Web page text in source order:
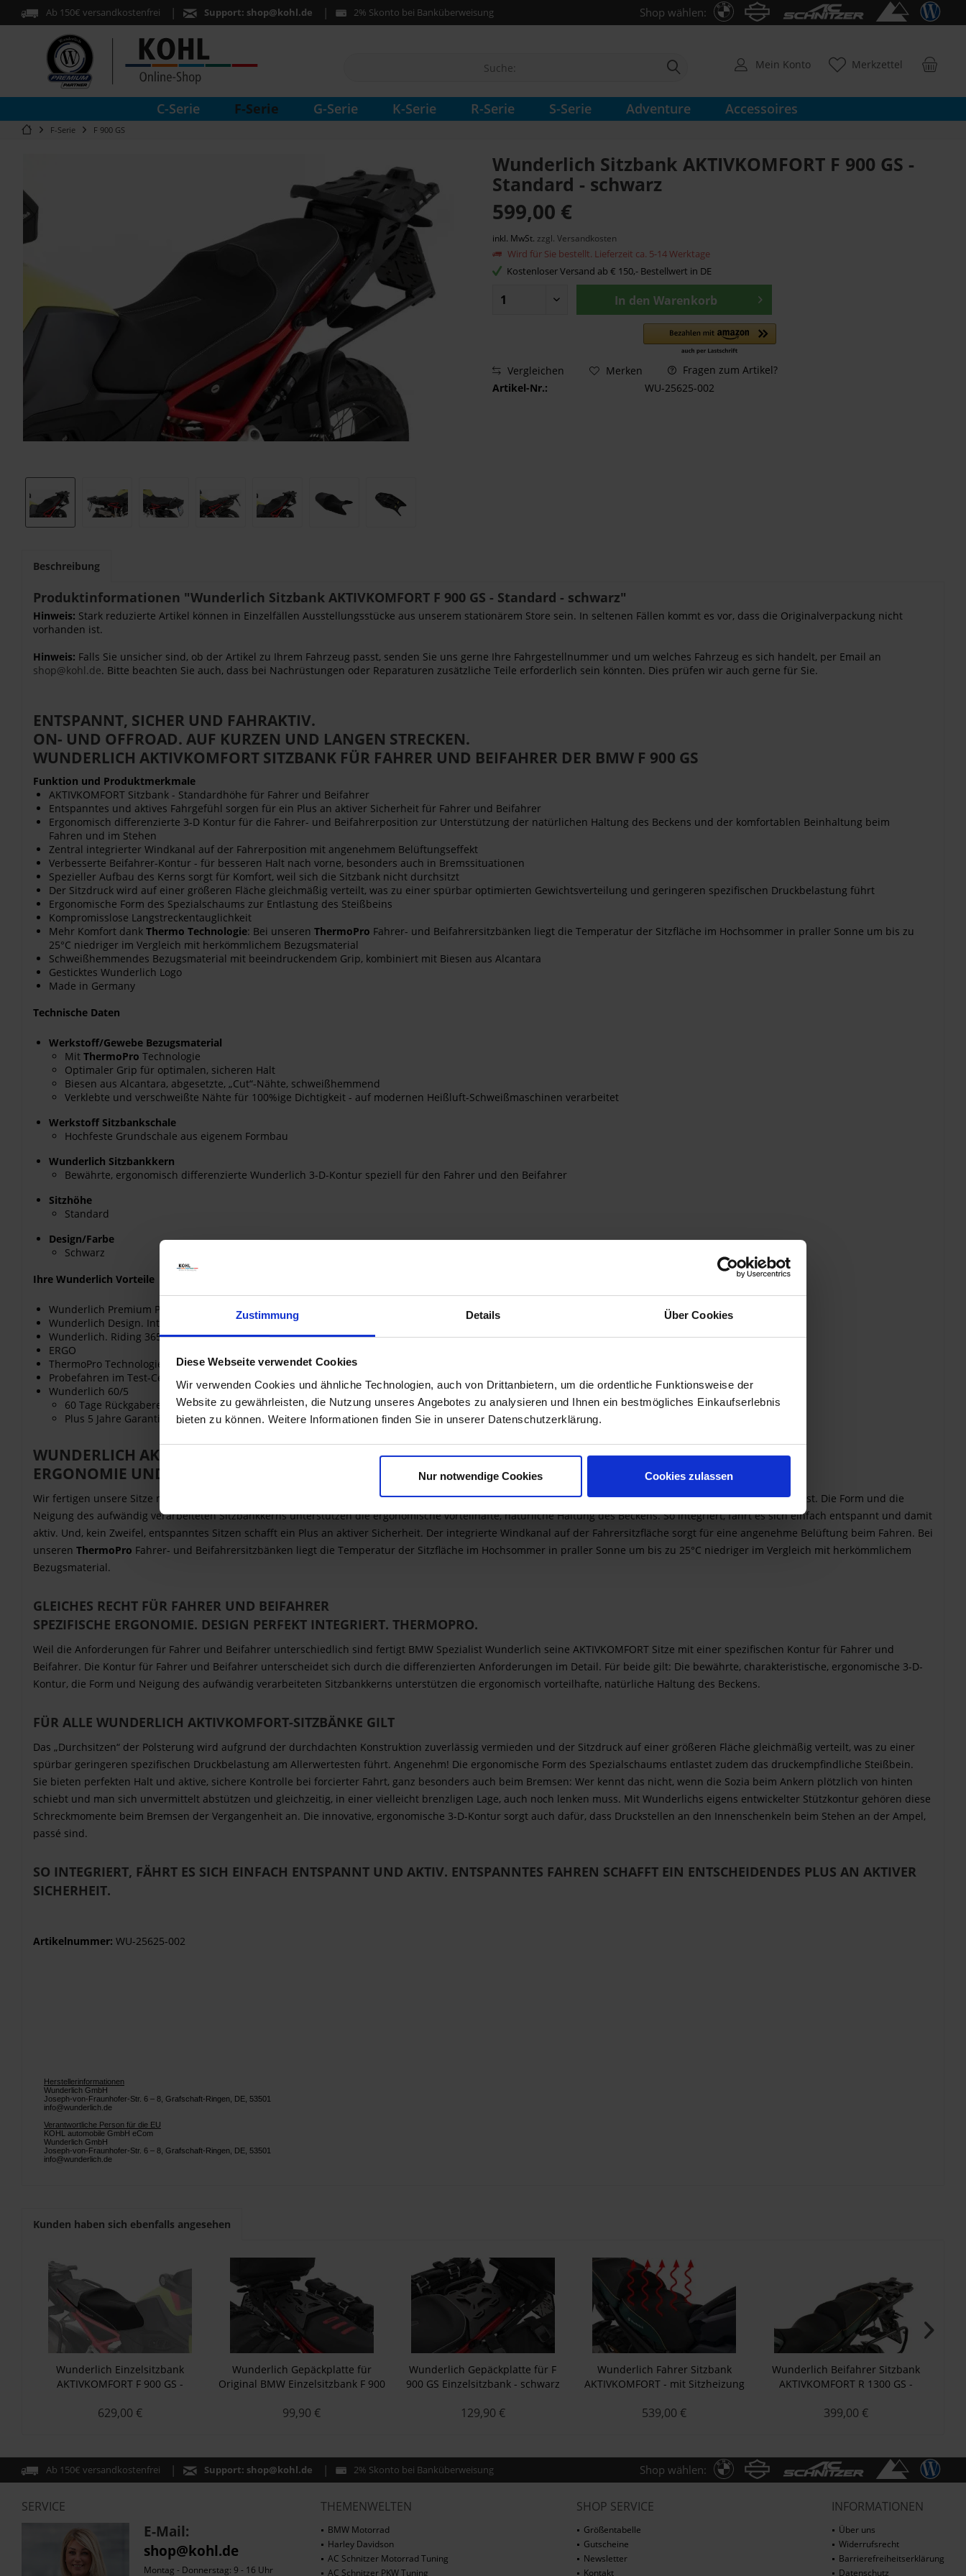
Zustimmung Details Über Cookies
Diese Webseite verwendet Cookies
Wir verwenden Cookies und ähnliche Technologien, auch von Drittanbietern, um die ordentliche Funktionsweise der
Website zu gewährleisten, die Nutzung unseres Angebotes zu analysieren und Ihnen ein bestmögliches Einkaufserlebnis
bieten zu können. Weitere Informationen finden Sie in unserer Datenschutzerklärung.
Nur notwendige Cookies Cookies zulassen
Ab 150€ versandkostenfrei Support: shop@kohl.de 2% Skonto bei Banküberweisung Shop wählen:
Merkzettel
Mein Konto
C-Serie F-Serie G-Serie K-Serie R-Serie S-Serie Adventure Accessoires
F-Serie F 900 GS
Wunderlich Sitzbank AKTIVKOMFORT F 900 GS -
Standard - schwarz
599,00 €
inkl. MwSt. zzgl. Versandkosten
Wird für Sie bestellt. Lieferzeit ca. 5-14 Werktage
Kostenloser Versand ab € 150,- Bestellwert in DE
In den Warenkorb
Vergleichen Merken
Fragen zum Artikel?
Artikel-Nr.:
WU-25625-002
Beschreibung
Produktinformationen "Wunderlich Sitzbank AKTIVKOMFORT F 900 GS - Standard - schwarz"
Hinweis: Stark reduzierte Artikel können in Einzelfällen Ausstellungsstücke aus unserem stationärem Store sein. In seltenen Fällen kommt es vor, dass die Originalverpackung nicht
vorhanden ist.
Hinweis: Falls Sie unsicher sind, ob der Artikel zu Ihrem Fahrzeug passt, senden Sie uns gerne Ihre Fahrgestellnummer und um welches Fahrzeug es sich handelt, per Email an
shop@kohl.de. Bitte beachten Sie auch, dass bei Nachrüstungen oder Reparaturen zusätzliche Teile erforderlich sein könnten. Dies prüfen wir auch gerne für Sie.
ENTSPANNT, SICHER UND FAHRAKTIV.
ON- UND OFFROAD. AUF KURZEN UND LANGEN STRECKEN.
WUNDERLICH AKTIVKOMFORT SITZBANK FÜR FAHRER UND BEIFAHRER DER BMW F 900 GS
Funktion und Produktmerkmale
AKTIVKOMFORT Sitzbank - Standardhöhe für Fahrer und Beifahrer
Entspanntes und aktives Fahrgefühl sorgen für ein Plus an aktiver Sicherheit für Fahrer und Beifahrer
Ergonomisch differenzierte 3-D Kontur für die Fahrer- und Beifahrerposition zur Unterstützung der natürlichen Haltung des Beckens und der komfortablen Beinhaltung beim
Fahren und im Stehen
Zentral integrierter Windkanal auf der Fahrerposition mit angenehmem Belüftungseffekt
Verbesserte Beifahrer-Kontur - für besseren Halt nach vorne, besonders auch in Bremssituationen
Spezieller Aufbau des Kerns sorgt für Komfort, weil sich die Sitzbank nicht durchsitzt
Der Sitzdruck wird auf einer größeren Fläche gleichmäßig verteilt, was zu einer spürbar optimierten Gewichtsverteilung und geringeren spezifischen Druckbelastung führt
Ergonomische Form des Spezialschaums zur Entlastung des Steißbeins
Kompromisslose Langstreckentauglichkeit
Mehr Komfort dank Thermo Technologie: Bei unseren ThermoPro Fahrer- und Beifahrersitzbänken liegt die Temperatur der Sitzfläche im Hochsommer in praller Sonne um bis zu
25°C niedriger im Vergleich mit herkömmlichem Bezugsmaterial
Schweißhemmendes Bezugsmaterial mit beeindruckendem Grip, kombiniert mit Biesen aus Alcantara
Gesticktes Wunderlich Logo
Made in Germany
Technische Daten
Werkstoff/Gewebe Bezugsmaterial
Mit ThermoPro Technologie
Optimaler Grip für optimalen, sicheren Halt
Biesen aus Alcantara, abgesetzte, „Cut“-Nähte, schweißhemmend
Verklebte und verschweißte Nähte für 100%ige Dichtigkeit - auf modernen Heißluft-Schweißmaschinen verarbeitet
Werkstoff Sitzbankschale
Hochfeste Grundschale aus eigenem Formbau
Wunderlich Sitzbankkern
Bewährte, ergonomisch differenzierte Wunderlich 3-D-Kontur speziell für den Fahrer und den Beifahrer
Sitzhöhe
Standard
Design/Farbe
Schwarz
Ihre Wunderlich Vorteile
Wunderlich Premium Produkt. Kleine Serien. Von Hand gemacht.
Wunderlich Design. Integriert und funktional.
Wunderlich. Riding 365.
ERGO
ThermoPro Technologie
Probefahren im Test-Center unserer Unternehmenszentrale
Wunderlich 60/5
60 Tage Rückgaberecht – Testen ohne Risiko!
Plus 5 Jahre Garantie.
WUNDERLICH AKTIVKOMFORT SITZBÄNKE
ERGONOMIE UND DESIGN. PERFEKT INTEGRIERT.
Wir fertigen unsere Sitze mit einer spezifischen, charakteristischen, ergonomischen 3-D-Kontur, die Fahrer und Beifahrer mit der BMW F 900 GS eins werden lässt. Die Form und die
Neigung des aufwändig verarbeiteten Sitzbankkerns unterstützen die ergonomische vorteilhafte, natürliche Haltung des Beckens. So integriert, fährt es sich einfach entspannt und damit
aktiv. Und, kein Zweifel, entspanntes Sitzen schafft ein Plus an aktiver Sicherheit. Der integrierte Windkanal auf der Fahrersitzfläche sorgt für eine angenehme Belüftung beim Fahren. Bei
unseren ThermoPro Fahrer- und Beifahrersitzbänken liegt die Temperatur der Sitzfläche im Hochsommer in praller Sonne um bis zu 25°C niedriger im Vergleich mit herkömmlichem
Bezugsmaterial.
GLEICHES RECHT FÜR FAHRER UND BEIFAHRER
SPEZIFISCHE ERGONOMIE. DESIGN PERFEKT INTEGRIERT. THERMOPRO.
Weil die Anforderungen für Fahrer und Beifahrer unterschiedlich sind fertigt BMW Spezialist Wunderlich seine AKTIVKOMFORT Sitze mit einer spezifischen Kontur für Fahrer und
Beifahrer. Die Kontur für Fahrer und Beifahrer unterscheidet sich durch die differenzierten Anforderungen im Detail. Für beide gilt: Die bewährte, charakteristische, ergonomische 3-D-
Kontur, die Form und Neigung des aufwändig verarbeiteten Sitzbankkerns unterstützen die ergonomisch vorteilhafte, natürliche Haltung des Beckens.
FÜR ALLE WUNDERLICH AKTIVKOMFORT-SITZBÄNKE GILT
Das „Durchsitzen“ der Polsterung wird aufgrund der durchdachten Konstruktion zuverlässig vermieden und der Sitzdruck auf einer größeren Fläche gleichmäßig verteilt, was zu einer
spürbar geringeren spezifischen Druckbelastung am Allerwertesten führt. Angenehm! Die ergonomische Form des Spezialschaums entlastet zudem das druckempfindliche Steißbein.
Sie bieten perfekten Halt und aktive, sichere Kontrolle bei forcierter Fahrt, ganz besonders auch beim Bremsen: Wer kennt das nicht, wenn die Sozia beim Ankern plötzlich von hinten
schiebt und man sich unvermittelt abstützen und gleichzeitig, in einer vielleicht brenzligen Lage, auch noch lenken muss. Mit Wunderlichs eigens entwickelter Stützkontur gehören diese
Schreckmomente beim Bremsen der Vergangenheit an. Die innovative, ergonomische 3-D-Kontur sorgt auch dafür, dass Druckstellen an den Innenschenkeln beim Stehen an der Ampel,
passé sind.
SO INTEGRIERT, FÄHRT ES SICH EINFACH ENTSPANNT UND AKTIV. ENTSPANNTES FAHREN SCHAFFT EIN ENTSCHEIDENDES PLUS AN AKTIVER
SICHERHEIT.
Artikelnummer: WU-25625-002
Herstellerinformationen
Wunderlich GmbH
Joseph-von-Fraunhofer-Str. 6 – 8, Grafschaft-Ringen, DE, 53501
info@wunderlich.de
Verantwortliche Person für die EU
KOHL automobile GmbH eCom
Wunderlich GmbH
Joseph-von-Fraunhofer-Str. 6 – 8, Grafschaft-Ringen, DE, 53501
info@wunderlich.de
Kunden haben sich ebenfalls angesehen
Wunderlich Einzelsitzbank
AKTIVKOMFORT F 900 GS -
629,00 €
Wunderlich Gepäckplatte für
Original BMW Einzelsitzbank F 900
99,90 €
Wunderlich Gepäckplatte für F
900 GS Einzelsitzbank - schwarz
129,90 €
Wunderlich Fahrer Sitzbank
AKTIVKOMFORT - mit Sitzheizung
grün-gold
539,00 €
Wunderlich Beifahrer Sitzbank
AKTIVKOMFORT R 1300 GS -
399,00 €
Ab 150€ versandkostenfrei Support: shop@kohl.de 2% Skonto bei Banküberweisung Shop wählen:
SERVICE
E-Mail:
shop@kohl.de
Montag - Donnerstag: 9 - 16 Uhr
THEMENWELTEN
BMW Motorrad
Harley Davidson
AC Schnitzer Motorrad Tuning
AC Schnitzer PKW Tuning
SHOP SERVICE
Größentabelle
Gutscheine
Newsletter
Kontakt
INFORMATIONEN
Über uns
Widerrufsrecht
Barrierefreiheitserklärung
Datenschutz